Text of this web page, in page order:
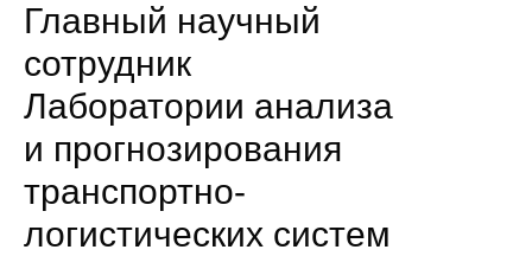
О нас
Об институте
Научные подразделения
Администрация
Главный научный
сотрудник
Лаборатории анализа
и прогнозирования
транспортно-
логистических систем